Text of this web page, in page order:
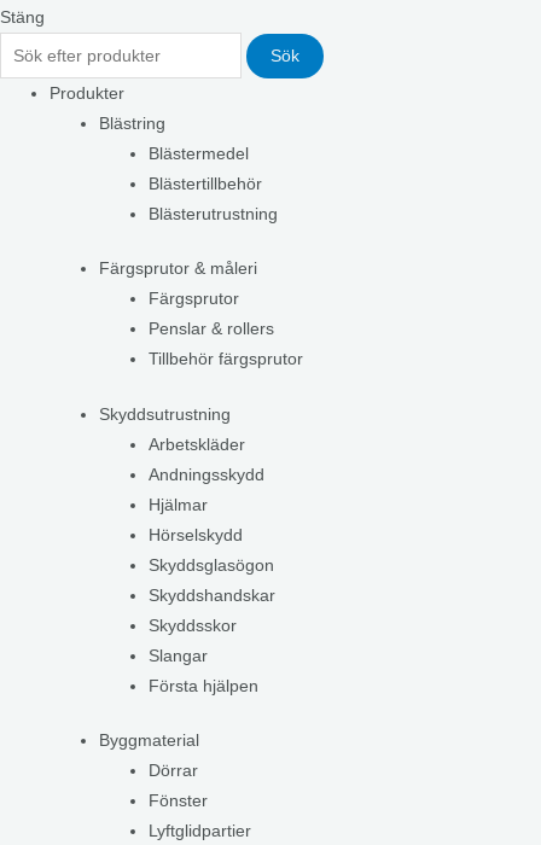
Stäng
Sök
Produkter
Blästring
Blästermedel
Blästertillbehör
Blästerutrustning
Färgsprutor & måleri
Färgsprutor
Penslar & rollers
Tillbehör färgsprutor
Skyddsutrustning
Arbetskläder
Andningsskydd
Hjälmar
Hörselskydd
Skyddsglasögon
Skyddshandskar
Skyddsskor
Slangar
Första hjälpen
Byggmaterial
Dörrar
Fönster
Lyftglidpartier